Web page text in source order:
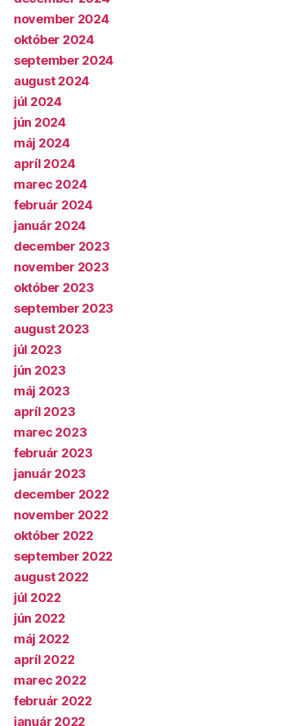
november 2024
október 2024
september 2024
august 2024
júl 2024
jún 2024
máj 2024
apríl 2024
marec 2024
február 2024
január 2024
december 2023
november 2023
október 2023
september 2023
august 2023
júl 2023
jún 2023
máj 2023
apríl 2023
marec 2023
február 2023
január 2023
december 2022
november 2022
október 2022
september 2022
august 2022
júl 2022
jún 2022
máj 2022
apríl 2022
marec 2022
február 2022
január 2022